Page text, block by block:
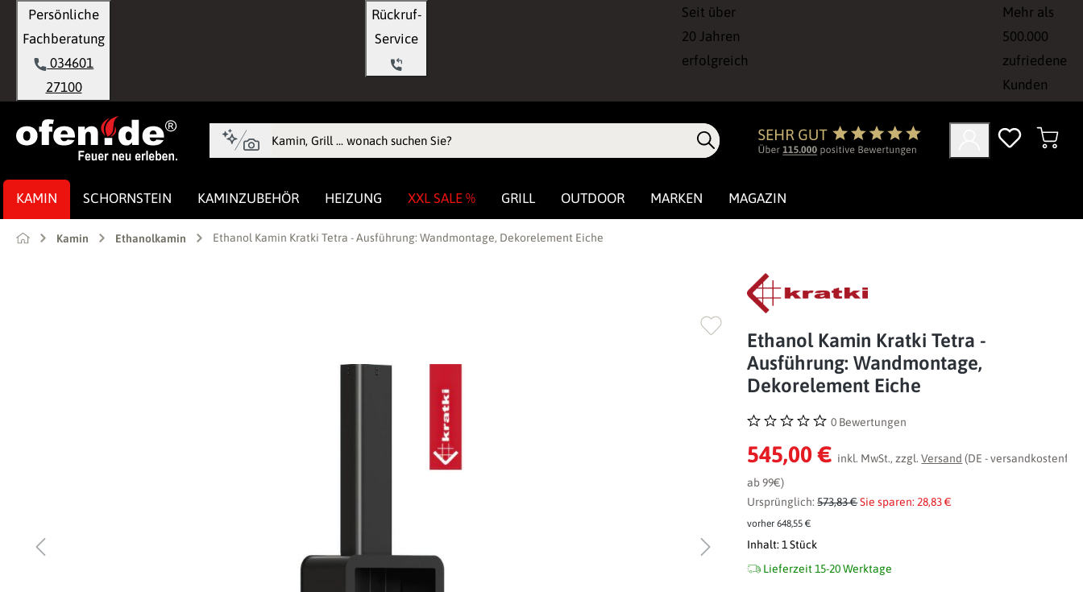
Zur Hauptnavigation springen
Persönliche
Fachberatung
034601
27100
Rückruf-
Seit über
20 Jahren
erfolgreich
Mehr als
500.000
zufriedene
Kunden
KAMIN SCHORNSTEIN KAMINZUBEHÖR HEIZUNG XXL SALE % GRILL OUTDOOR MARKEN MAGAZIN
Kamin Ethanolkamin Ethanol Kamin Kratki Tetra - Ausführung: Wandmontage, Dekorelement Eiche
Ethanol Kamin Kratki Tetra -
Ausführung: Wandmontage,
Dekorelement Eiche
Durchschnittliche Bewertung von 0 von 5 Sternen
0 Bewertungen
545,00 € inkl. MwSt., zzgl.Versand (DE - versandkostenfrei
ab 99€)
Ursprünglich:573,83 €Sie sparen: 28,83 €
vorher 648,55 €
Inhalt:1 Stück
Lieferzeit 15-20 Werktage